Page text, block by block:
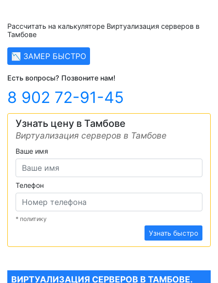
Рассчитать на калькуляторе Виртуализация серверов в
Тамбове
📉 ЗАМЕР БЫСТРО
Есть вопросы? Позвоните нам!
8 902 72-91-45
Узнать цену в Тамбове
Виртуализация серверов в Тамбове
Ваше имя
Телефон
* политику
Узнать быстро
ВИРТУАЛИЗАЦИЯ СЕРВЕРОВ В ТАМБОВЕ.